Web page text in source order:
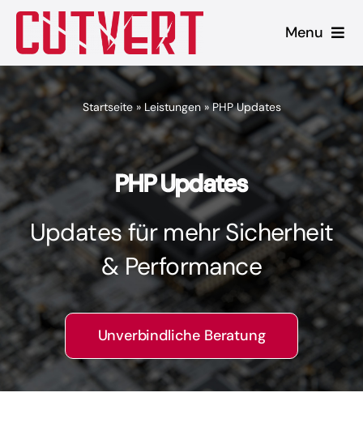
Zum
Inhalt
springen
Menu
Leistungen
Shopware
Unsere Produkte
Referenzen
Blog
Startseite» Leistungen»PHP Updates
PHP Updates
Updates für mehr Sicherheit
& Performance
Unverbindliche Beratung